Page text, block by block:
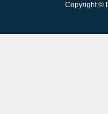
Copyright ©